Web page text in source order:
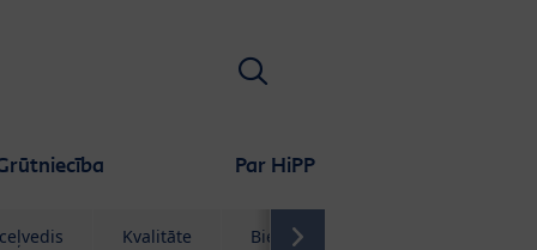
Par HiPP
Meklēt
Kvalitāte Biežāk uzdotie jautājumi